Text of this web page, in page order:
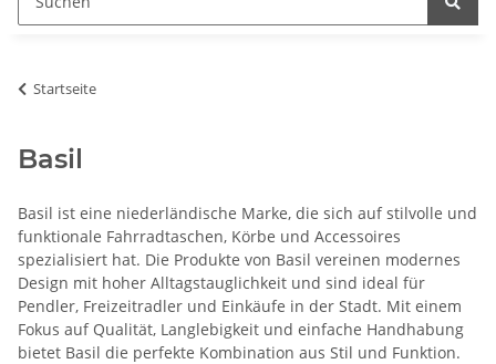
Startseite
Basil
Basil ist eine niederländische Marke, die sich auf stilvolle und
funktionale Fahrradtaschen, Körbe und Accessoires
spezialisiert hat. Die Produkte von Basil vereinen modernes
Design mit hoher Alltagstauglichkeit und sind ideal für
Pendler, Freizeitradler und Einkäufe in der Stadt. Mit einem
Fokus auf Qualität, Langlebigkeit und einfache Handhabung
bietet Basil die perfekte Kombination aus Stil und Funktion.